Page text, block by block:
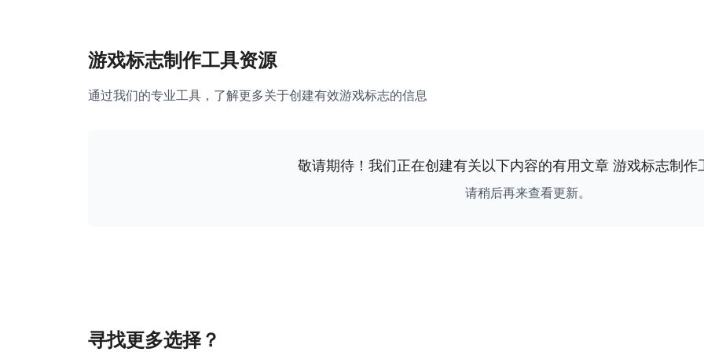
游戏标志制作工具资源
通过我们的专业工具，了解更多关于创建有效游戏标志的信息
敬请期待！我们正在创建有关以下内容的有用文章 游戏标志制作
请稍后再来查看更新。
寻找更多选择？